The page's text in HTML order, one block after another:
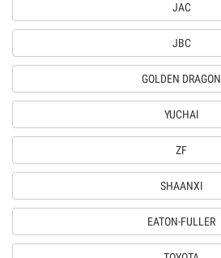
JAC
JBC
GOLDEN DRAGON
YUCHAI
ZF
SHAANXI
EATON-FULLER